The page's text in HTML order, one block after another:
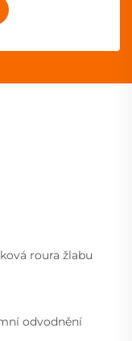
roura žlabu
odvodnění